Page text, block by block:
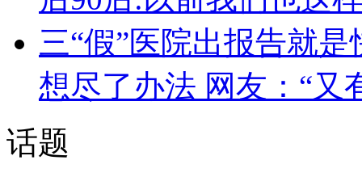
三“假”医院出报告就
想尽了办法 网友：“又
话题